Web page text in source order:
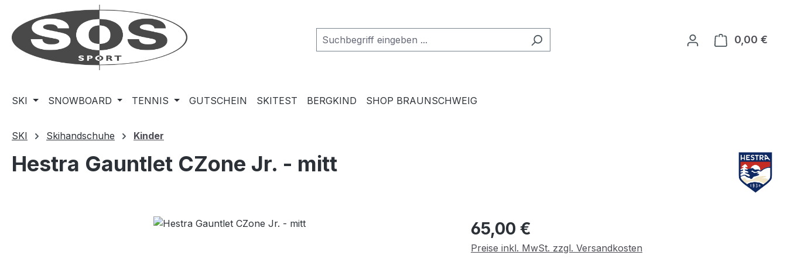
Hauptinhalt springen
Zur Suche springen
Zur Hauptnavigation springen
0,00 €
SKI SNOWBOARD TENNIS GUTSCHEIN SKITEST BERGKIND SHOP BRAUNSCHWEIG
SKI Skihandschuhe Kinder
Hestra Gauntlet CZone Jr. - mitt
Regulärer Preis:
65,00 €
Preise inkl. MwSt. zzgl. Versandkosten